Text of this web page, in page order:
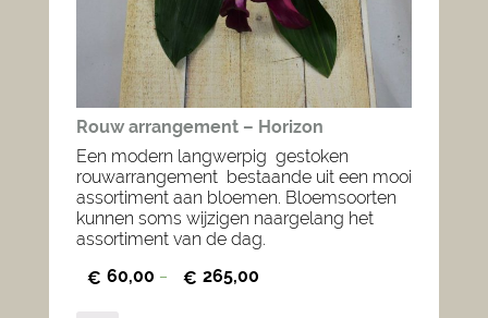
Rouw arrangement – Horizon
Een modern langwerpig gestoken
rouwarrangement bestaande uit een mooi
assortiment aan bloemen. Bloemsoorten
kunnen soms wijzigen naargelang het
assortiment van de dag.
€ 60,00 – € 265,00